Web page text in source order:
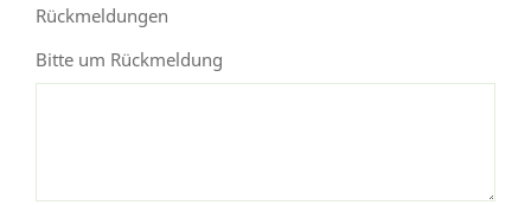
Rückmeldungen
Bitte um Rückmeldung